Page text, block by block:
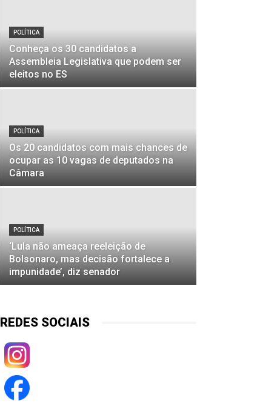
POLÍTICA
Conheça os 30 candidatos a
Assembleia Legislativa que podem ser
eleitos no ES
POLÍTICA
Os 20 candidatos com mais chances de
ocupar as 10 vagas de deputados na
Câmara
POLÍTICA
‘Lula não ameaça reeleição de
Bolsonaro, mas decisão fortalece a
impunidade’, diz senador
REDES SOCIAIS